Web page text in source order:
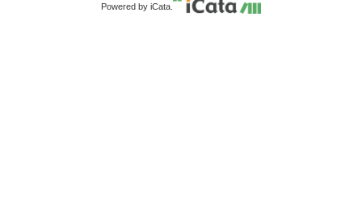
Powered by iCata.